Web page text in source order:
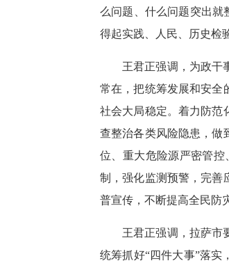
么问题、什么问题突出就
得起实践、人民、历史检
王君正强调，为政干
常在，把统筹发展和安全
社会大局稳定。着力防范
查整治各类风险隐患，做
位、重大危险源严密管
制，强化监测预警，完善
普宣传，不断提高全民防
王君正强调，拉萨市
统筹抓好“四件大事”落实